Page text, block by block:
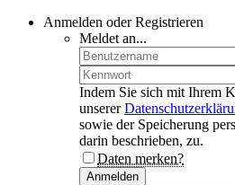
Anmelden oder Registrieren
Meldet an...
Indem Sie sich mit Ihrem
unserer
sowie der Speicherung
darin beschrieben, zu.
Daten merken?
Anmelden